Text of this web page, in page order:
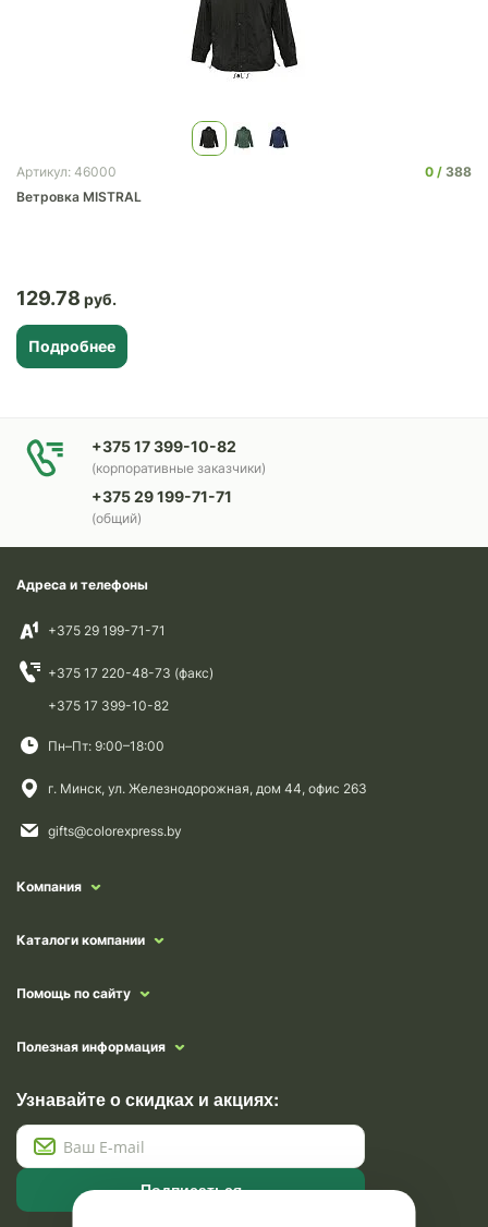
Артикул: 46000 0
388
Ветровка MISTRAL
129.78
Подробнее
+375 17 399-10-82
(корпоративные заказчики)
+375 29 199-71-71
(общий)
Адреса и телефоны
+375 29 199-71-71
+375 17 220-48-73 (факс)
+375 17 399-10-82
Пн–Пт: 9:00–18:00
г. Минск, ул. Железнодорожная, дом 44, офис 263
gifts@colorexpress.by
Компания
Каталоги компании
Помощь по сайту
Полезная информация
Узнавайте о скидках и акциях:
Подписаться